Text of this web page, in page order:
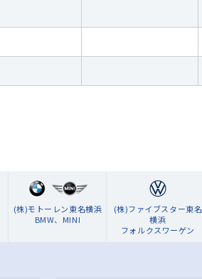
(株)モトーレン東名横浜
BMW、MINI
(株)ファイブスター東名
横浜
フォルクスワーゲン